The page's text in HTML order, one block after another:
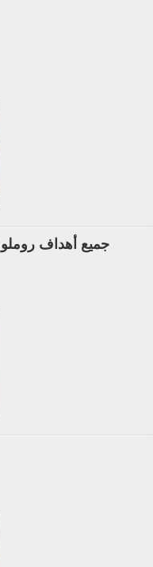
جميع أهداف روملو